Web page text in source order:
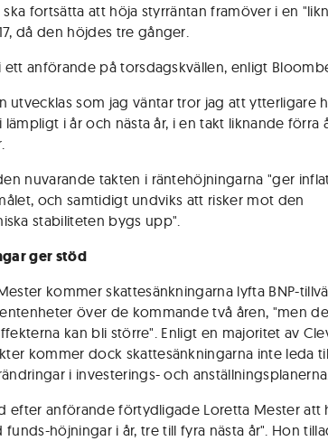
fortsätta att höja styrräntan framöver i en
då den höjdes tre gånger.
ett anförande på torsdagskvällen, enligt
utvecklas som jag väntar tror jag att ytterligare
i år och nästa år, i en takt liknande förra
nuvarande takten i räntehöjningarna "ger
och samtidigt undviks att risker mot den
stabiliteten bygs upp".
ger stöd
kommer skattesänkningarna lyfta BNP-
över de kommande två åren, "men
kan bli större". Enligt en majoritet av
kommer dock skattesänkningarna inte leda
i investerings- och
efter anförande förtydligade Loretta Mester att
funds-höjningar i år, tre till fyra nästa år". Hon